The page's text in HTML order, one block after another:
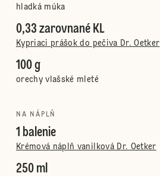
hladká múka
0,33 zarovnané KL
Kypriaci prášok do pečiva Dr. Oetker
100 g
orechy vlašské mleté
NA NÁPLŇ
1 balenie
Krémová náplň vanilková Dr. Oetker
250 ml